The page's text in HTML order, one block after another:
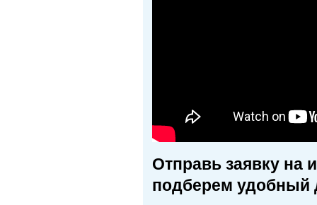
Отправь заявку на
подберем удобный